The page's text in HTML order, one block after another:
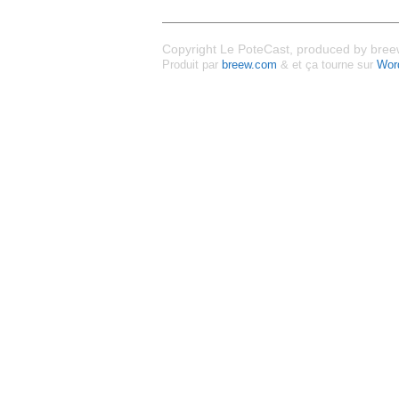
Copyright Le PoteCast, produced by
Produit par breew.com & et ça tourne sur